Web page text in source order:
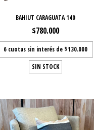
BAHIUT CARAGUATA 140
$780.000
6 cuotas sin interés de $130.000
SIN STOCK